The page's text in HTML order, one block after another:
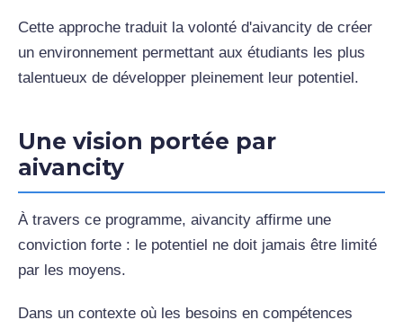
Cette approche traduit la volonté d'aivancity de créer
un environnement permettant aux étudiants les plus
talentueux de développer pleinement leur potentiel.
Une vision portée par
aivancity
À travers ce programme, aivancity affirme une
conviction forte : le potentiel ne doit jamais être limité
par les moyens.
Dans un contexte où les besoins en compétences